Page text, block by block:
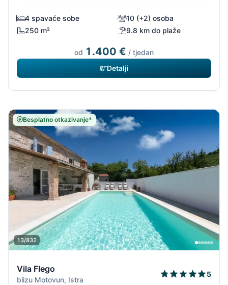
4 spavaće sobe
10 (+2) osoba
250 m²
9.8 km do plaže
od 1.400 € / tjedan
Detalji
Besplatno otkazivanje*
13/832
Vila Flego
blizu Motovun, Istra
5